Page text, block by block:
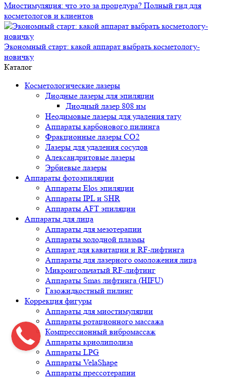
Миостимуляция: что это за процедура? Полный гид для
косметологов и клиентов
Экономный старт: какой аппарат выбрать косметологу-
новичку
Каталог
Косметологические лазеры
Диодные лазеры для эпиляции
Диодный лазер 808 нм
Неодимовые лазеры для удаления тату
Аппараты карбонового пилинга
Фракционные лазеры CO2
Лазеры для удаления сосудов
Александритовые лазеры
Эрбиевые лазеры
Аппараты фотоэпиляции
Аппараты Elos эпиляции
Аппараты IPL и SHR
Аппараты AFT эпиляции
Аппараты для лица
Аппараты для мезотерапии
Аппараты холодной плазмы
Аппарат для кавитации и RF-лифтинга
Аппараты для лазерного омоложения лица
Микроигольчатый RF-лифтинг
Аппараты Smas лифтинга (HIFU)
Газожидкостный пилинг
Коррекция фигуры
Аппараты для миостимуляции
Аппараты ротационного массажа
Компрессионный вибромассаж
Аппараты криолиполиза
Аппараты LPG
Аппараты VelaShape
Аппараты прессотерапии